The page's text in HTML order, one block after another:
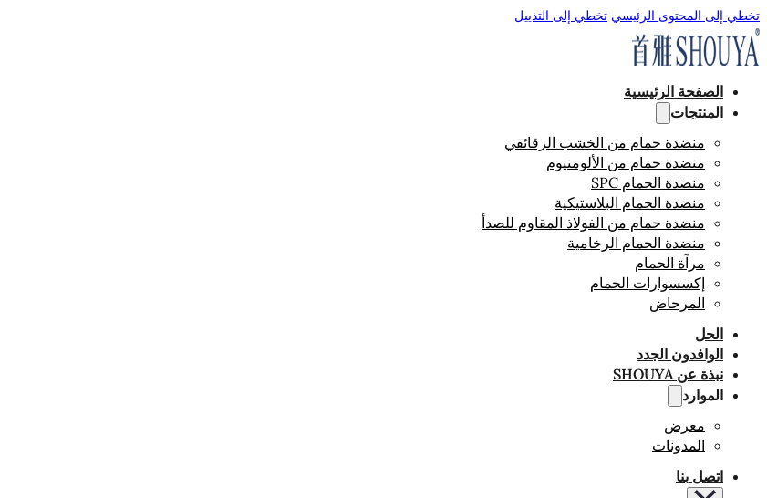
تخطي إلى المحتوى الرئيسي تخطي إلى التذييل
الصفحة الرئيسية
المنتجات
منضدة حمام من الخشب الرقائقي
منضدة حمام من الألومنيوم
منضدة الحمام SPC
منضدة الحمام البلاستيكية
منضدة حمام من الفولاذ المقاوم للصدأ
منضدة الحمام الرخامية
مرآة الحمام
إكسسوارات الحمام
المرحاض
الحل
الوافدون الجدد
نبذة عن SHOUYA
الموارد
معرض
المدونات
اتصل بنا